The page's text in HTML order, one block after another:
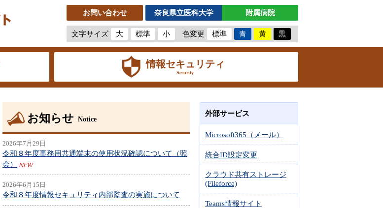
お問い合わせ 奈良県立医科大学 附属病院
文字サイズ 大 標準 小 色変更 標準 青 黄 黒
情報セキュリティ
Security
お知らせ Notice
2026年7月29日
令和８年度事務用共通端末の使用状況確認について（照
会）
2026年6月15日
令和８年度情報セキュリティ内部監査の実施について
外部サービス
Microsoft365（メール）
統合ID設定変更
クラウド共有ストレージ
(Fileforce)
Teams情報サイト